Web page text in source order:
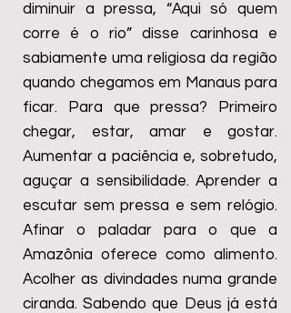
diminuir a pressa, “Aqui só quem
corre é o rio” disse carinhosa e
sabiamente uma religiosa da região
quando chegamos em Manaus para
ficar. Para que pressa? Primeiro
chegar, estar, amar e gostar.
Aumentar a paciência e, sobretudo,
aguçar a sensibilidade. Aprender a
escutar sem pressa e sem relógio.
Afinar o paladar para o que a
Amazônia oferece como alimento.
Acolher as divindades numa grande
ciranda. Sabendo que Deus já está